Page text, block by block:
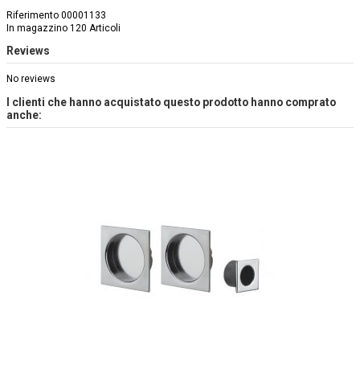
Riferimento 00001133
In magazzino 120 Articoli
Reviews
No reviews
I clienti che hanno acquistato questo prodotto hanno comprato
anche: